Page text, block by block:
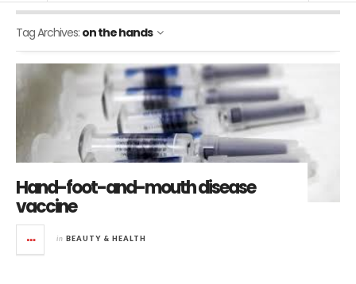
Tag Archives: on the hands
Hand-foot-and-mouth disease
vaccine
in BEAUTY & HEALTH